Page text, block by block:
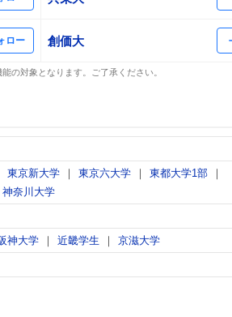
ロー 創価大
の対象となります。ご了承ください。
東京新大学 東京六大学
東都大学1部
神奈川大学
神大学 近畿学生 京滋大学